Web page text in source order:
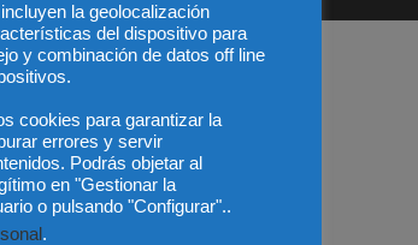
la geolocalización
del dispositivo para
y combinación de datos off line
cookies para garantizar la
errores y servir
Podrás objetar al
en "Gestionar la
o pulsando "Configurar"..
.